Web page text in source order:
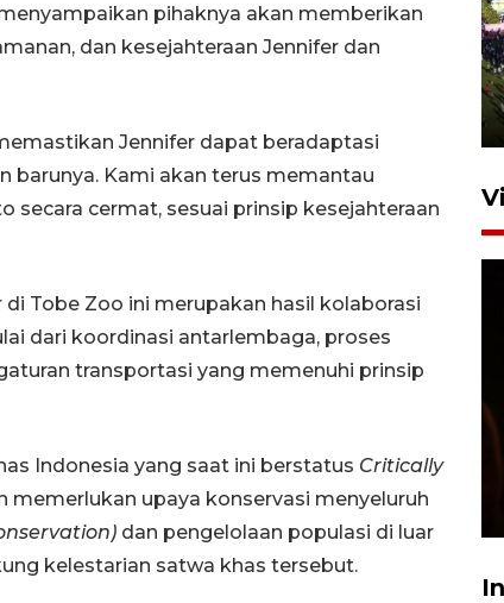
pihaknya akan memberikan
dan kesejahteraan Jennifer dan
Jennifer dapat beradaptasi
barunya. Kami akan terus memantau
secara cermat, sesuai prinsip kesejahteraan
Tobe Zoo ini merupakan hasil kolaborasi
dari koordinasi antarlembaga, proses
transportasi yang memenuhi prinsip
Indonesia yang saat ini berstatus Critically
memerlukan upaya konservasi menyeluruh
dan pengelolaan populasi di luar
kelestarian satwa khas tersebut.
UPACARA HUT KE-78
REPUBLIK INDONESIA DI
Ramadhan
23 Februari 2026 18:20